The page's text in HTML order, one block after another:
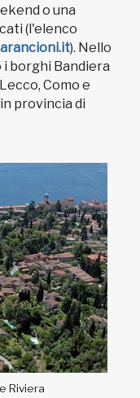
o una
(l'elenco
). Nello
borghi Bandiera
Como e
provincia di
Riviera